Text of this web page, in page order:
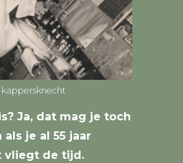
kappersknecht
Ja, dat mag je toch
je al 55 jaar
vliegt de tijd.